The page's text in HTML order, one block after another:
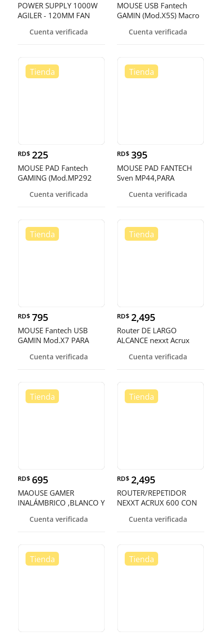
POWER SUPPLY 1000W
AGILER - 120MM FAN
PS1000)
Cuenta verificada
MOUSE USB Fantech
GAMIN (Mod.X5S) Macro
JUGADORES DE VERD
Cuenta verificada
RD$ 225
MOUSE PAD Fantech
GAMING (Mod.MP292
Cuenta verificada
RD$ 395
MOUSE PAD FANTECH
Sven MP44,PARA
JUGADORES
Cuenta verificada
RD$ 795
MOUSE Fantech USB
GAMIN Mod.X7 PARA
Cuenta verificada
RD$ 2,495
Router DE LARGO
ALCANCE nexxt Acrux
Doble Banda
Cuenta verificada
RD$ 695
MAOUSE GAMER
INALÁMBRICO ,BLANCO Y
PRO-GAMING
Cuenta verificada
RD$ 2,495
ROUTER/REPETIDOR
NEXXT ACRUX 600 CON
Cuenta verificada